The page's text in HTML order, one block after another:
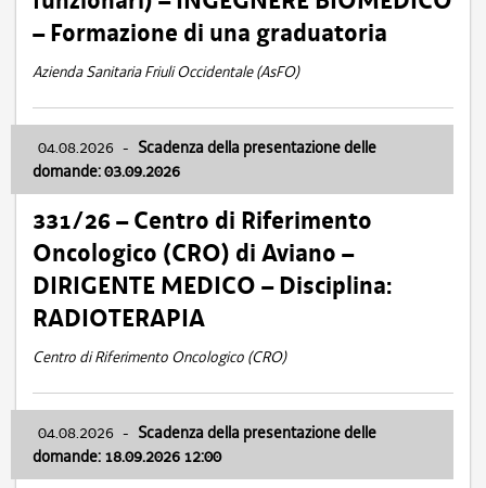
– Formazione di una graduatoria
Azienda Sanitaria Friuli Occidentale (AsFO)
04.08.2026 - Scadenza della presentazione delle
domande: 03.09.2026
331/26 – Centro di Riferimento
Oncologico (CRO) di Aviano –
DIRIGENTE MEDICO – Disciplina:
RADIOTERAPIA
Centro di Riferimento Oncologico (CRO)
04.08.2026 - Scadenza della presentazione delle
domande: 18.09.2026 12:00